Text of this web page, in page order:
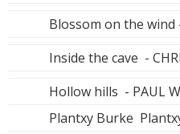
Blossom on the wind
Inside the cave -
Hollow hills - PAUL
Plantxy Burke